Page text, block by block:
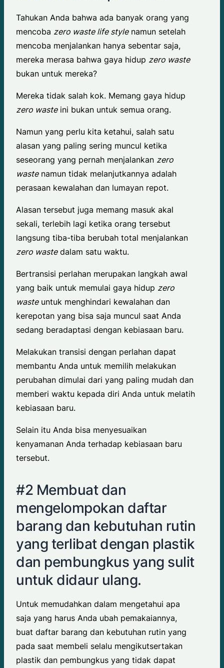
Tahukan Anda bahwa ada banyak orang yang
mencoba zero waste life stylenamun setelah
mencoba menjalankan hanya sebentar saja,
mereka merasa bahwa gaya hidup zero waste
bukan untuk mereka?
Mereka tidak salah kok. Memang gaya hidup
zero wasteini bukan untuk semua orang.
Namun yang perlu kita ketahui, salah satu
alasan yang paling sering muncul ketika
seseorang yang pernah menjalankan zero
wastenamun tidak melanjutkannya adalah
perasaan kewalahan dan lumayan repot.
Alasan tersebut juga memang masuk akal
sekali, terlebih lagi ketika orang tersebut
langsung tiba-tiba berubah total menjalankan
zero wastedalam satu waktu.
Bertransisi perlahan merupakan langkah awal
yang baik untuk memulai gaya hidup zero
wasteuntuk menghindari kewalahan dan
kerepotan yang bisa saja muncul saat Anda
sedang beradaptasi dengan kebiasaan baru.
Melakukan transisi dengan perlahan dapat
membantu Anda untuk memilih melakukan
perubahan dimulai dari yang paling mudah dan
memberi waktu kepada diri Anda untuk melatih
kebiasaan baru.
Selain itu Anda bisa menyesuaikan
kenyamanan Anda terhadap kebiasaan baru
tersebut.
#2 Membuat dan
mengelompokan daftar
barang dan kebutuhan rutin
yang terlibat dengan plastik
dan pembungkus yang sulit
untuk didaur ulang.
Untuk memudahkan dalam mengetahui apa
saja yang harus Anda ubah pemakaiannya,
buat daftar barang dan kebutuhan rutin yang
pada saat membeli selalu mengikutsertakan
plastik dan pembungkus yang tidak dapat